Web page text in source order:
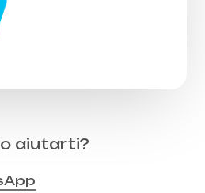
aiutarti?